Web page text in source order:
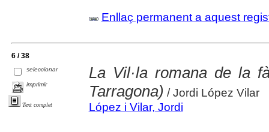
Enllaç permanent a aquest
6 / 38
seleccionar
imprimir
Text complet
La Vil·la romana de la
Tarragona) / Jordi López Vilar
López i Vilar, Jordi